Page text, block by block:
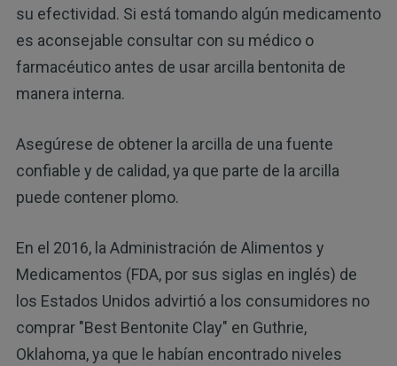
su efectividad. Si está tomando algún medicamento
es aconsejable consultar con su médico o
farmacéutico antes de usar arcilla bentonita de
manera interna.
Asegúrese de obtener la arcilla de una fuente
confiable y de calidad, ya que parte de la arcilla
puede contener plomo.
En el 2016, la Administración de Alimentos y
Medicamentos (FDA, por sus siglas en inglés) de
los Estados Unidos advirtió a los consumidores no
comprar "Best Bentonite Clay" en Guthrie,
Oklahoma, ya que le habían encontrado niveles